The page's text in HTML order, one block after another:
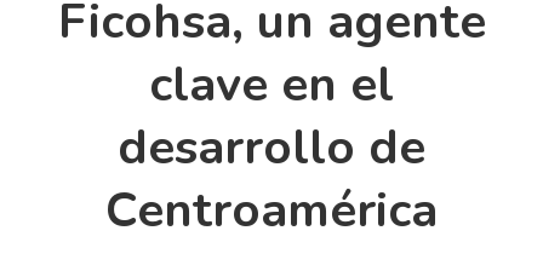
Ficohsa, un agente
clave en el
desarrollo de
Centroamérica